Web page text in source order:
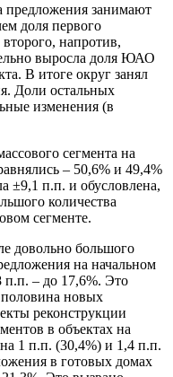
предложения занимают
доля первого
второго, напротив,
выросла доля ЮАО
В итоге округ занял
Доли остальных
изменения (в
сегмента на
– 50,6% и 49,4%
±9,1 п.п. и обусловлена,
количества
сегменте.
довольно большого
на начальном
п.п. – до 17,6%. Это
половина новых
реконструкции
в объектах на
1 п.п. (30,4%) и 1,4 п.п.
в готовых домах